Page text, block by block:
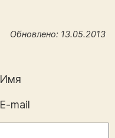
Обновлено: 13.05.2013
Имя
E-mail